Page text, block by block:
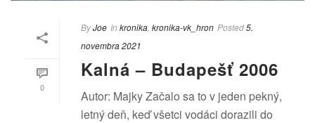
0
ByJoe In kronika kronika-vk_hron Posted5.
novembra 2021
Kalná – Budapešť 2006
Autor: Majky Začalo sa to v jeden pekný,
letný deň, keď všetci vodáci dorazili do